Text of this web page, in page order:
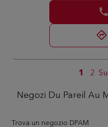
1 2
Negozi Du Pareil Au
Trova un negozio DPAM